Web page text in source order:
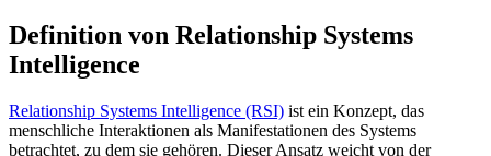
Definition von Relationship Systems
Intelligence
Relationship Systems Intelligence (RSI) ist ein Konzept, das
menschliche Interaktionen als Manifestationen des Systems
betrachtet, zu dem sie gehören. Dieser Ansatz weicht von der